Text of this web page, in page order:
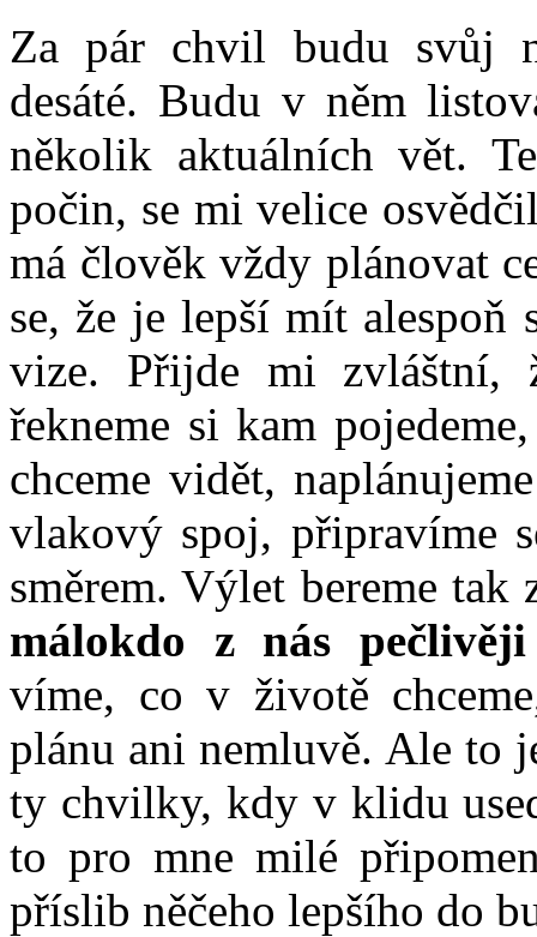
Za pár chvil budu svůj
desáté. Budu v něm
několik aktuálních vět.
počin, se mi velice
má člověk vždy plánovat
se, že je lepší mít
vize. Přijde mi zvláštní,
řekneme si kam
chceme vidět,
vlakový spoj, připravíme
směrem. Výlet bereme tak
málokdo z nás
víme, co v životě
plánu ani nemluvě. Ale to
ty chvilky, kdy v klidu
to pro mne milé
příslib něčeho lepšího do